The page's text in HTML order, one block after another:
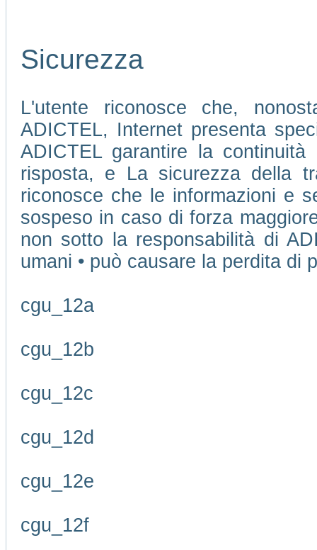
Sicurezza
L'utente riconosce che,
ADICTEL, Internet presenta
ADICTEL garantire la
risposta, e La sicurezza della
riconosce che le informazioni e
sospeso in caso di forza
non sotto la responsabilità di
umani • può causare la perdita di
cgu_12a
cgu_12b
cgu_12c
cgu_12d
cgu_12e
cgu_12f